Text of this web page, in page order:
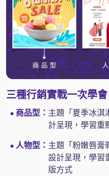
三種行銷實戰一次學會
● 商品型： 主題「夏季冰淇
計呈現，學習重
● 人物型： 主題「粉嫩唇膏
設計呈現，學習
版方式